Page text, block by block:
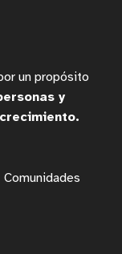
un propósito
y
Comunidades